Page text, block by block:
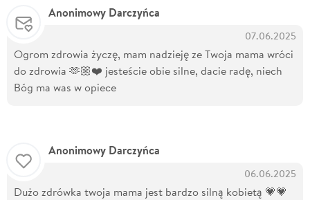
Anonimowy Darczyńca
07.06.2025
Ogrom zdrowia życzę, mam nadzieję ze Twoja mama wróci
do zdrowia 🫶🏼❤️ jesteście obie silne, dacie radę, niech
Bóg ma was w opiece
Anonimowy Darczyńca
06.06.2025
Dużo zdrówka twoja mama jest bardzo silną kobietą 💗💗